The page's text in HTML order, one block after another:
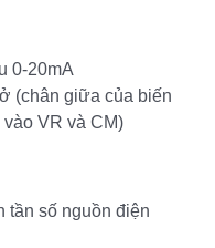
0-20mA
(chân giữa của biến
VR và CM)
tần số nguồn điện